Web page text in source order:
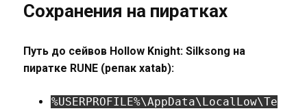
Сохранения на пиратках
Путь до сейвов Hollow Knight: Silksong на
пиратке RUNE (репак xatab):
%USERPROFILE%\AppData\LocalLow\Te